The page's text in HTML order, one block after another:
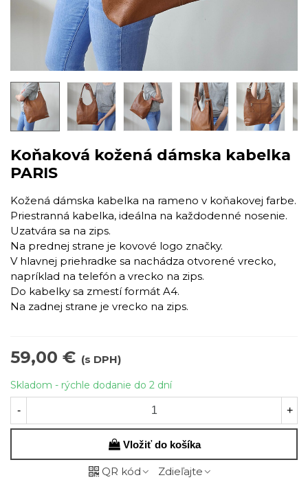
Koňaková kožená dámska kabelka
PARIS
Kožená dámska kabelka na rameno v koňakovej farbe.
Priestranná kabelka, ideálna na každodenné nosenie.
Uzatvára sa na zips.
Na prednej strane je kovové logo značky.
V hlavnej priehradke sa nachádza otvorené vrecko,
napríklad na telefón a vrecko na zips.
Do kabelky sa zmestí formát A4.
Na zadnej strane je vrecko na zips.
59,00 € (s DPH)
Skladom - rýchle dodanie do 2 dní
- +
Vložiť do košíka
QR kód Zdieľajte